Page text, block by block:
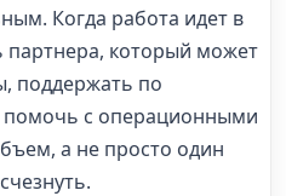
Когда работа идет в
партнера, который может
поддержать по
помочь с операционными
а не просто один